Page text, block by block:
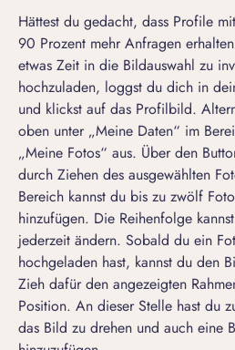
Hättest du gedacht, dass Profile
90 Prozent mehr Anfragen
etwas Zeit in die Bildauswahl zu
hochzuladen, loggst du dich in
und klickst auf das Profilbild.
oben unter „Meine Daten“ im
„Meine Fotos“ aus. Über den
durch Ziehen des ausgewählten
Bereich kannst du bis zu zwölf
hinzufügen. Die Reihenfolge
jederzeit ändern. Sobald du ein
hochgeladen hast, kannst du den
Zieh dafür den angezeigten
Position. An dieser Stelle hast du
das Bild zu drehen und auch eine